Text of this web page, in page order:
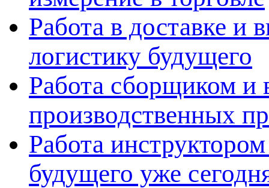
Работа в доставке и
логистику будущего
Работа сборщиком и
производственных
Работа
будущего уже